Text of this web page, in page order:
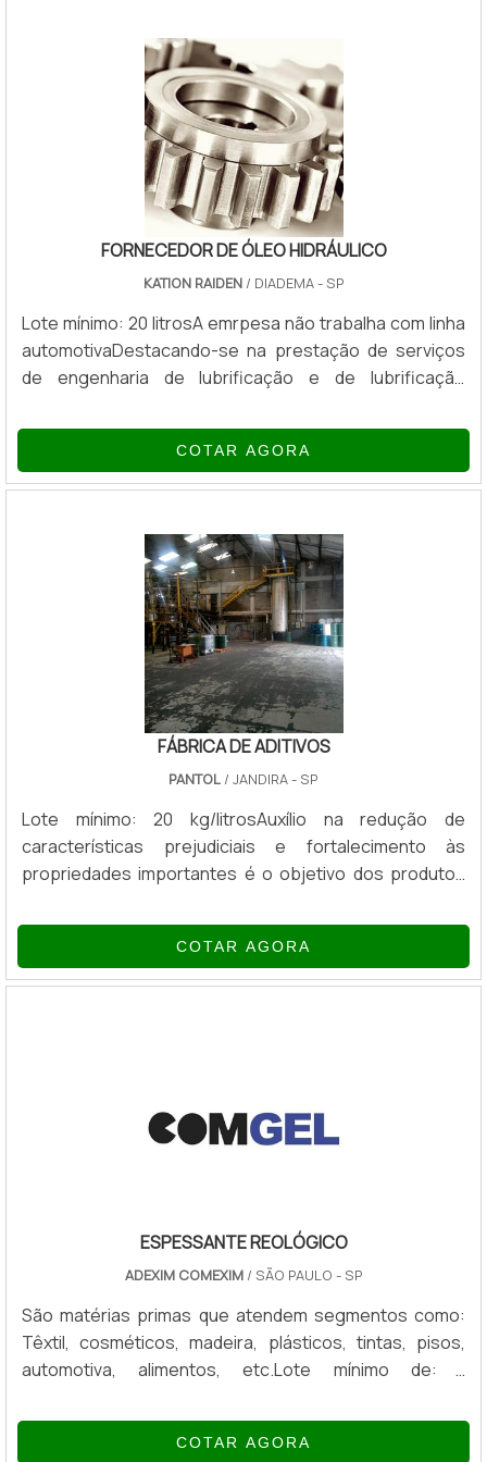
maneira menos direta em relação ao
material.VANTAGENS DO PIGMENTO PARA
PLÁSTICOSPara que seus resultad.
FORNECEDOR DE ÓLEO HIDRÁULICO
KATION RAIDEN/ DIADEMA - SP
Lote mínimo: 20 litrosA emrpesa não trabalha com linha
automotivaDestacando-se na prestação de serviços
de engenharia de lubrificação e de lubrificação
produtos completa, o fornecedor de óleo hidráulico
apresenta produtos de alta performance, indicados às
empresas que querem obter melhorias em suas
benefício.Benefícios ao encontrar um bom
fornecedorA linha de produtos foi formulada para
aumentar a produ.
COTAR AGORA
FÁBRICA DE ADITIVOS
PANTOL / JANDIRA - SP
Lote mínimo: 20 kg/litrosAuxílio na redução de
características prejudiciais e fortalecimento às
propriedades importantes é o objetivo dos produtos
compostos químicos que são adicionados aos óleos
básicos para aperfeiçoar os atributos
lubrificantes.QUALIDADE E EFICÁCIA NAS SUBSTÂNCIAS
COTAR AGORA
ESPESSANTE REOLÓGICO
ADEXIM COMEXIM/ SÃO PAULO - SP
São matérias primas que atendem segmentos como:
Têxtil, cosméticos, madeira, plásticos, tintas, pisos,
automotiva, alimentos, etc.Lote mínimo de: 1
reológico ComGel é um silicato de Alumínio e Magnésio
de uso em bases aquosas ou solvente. Não alimenta
COTAR AGORA